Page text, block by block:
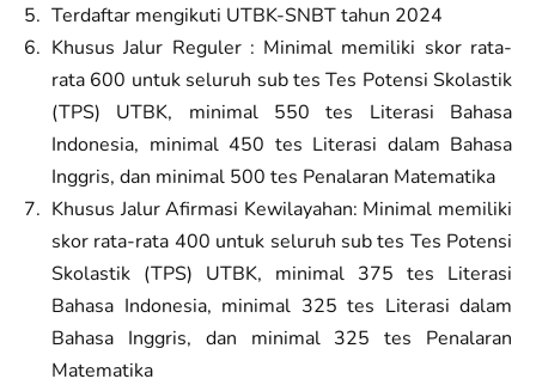
Terdaftar mengikuti UTBK-SNBT tahun 2024
Khusus Jalur Reguler : Minimal memiliki skor rata-
rata 600 untuk seluruh sub tes Tes Potensi Skolastik
(TPS) UTBK, minimal 550 tes Literasi Bahasa
Indonesia, minimal 450 tes Literasi dalam Bahasa
Inggris, dan minimal 500 tes Penalaran Matematika
Khusus Jalur Afirmasi Kewilayahan: Minimal memiliki
skor rata-rata 400 untuk seluruh sub tes Tes Potensi
Skolastik (TPS) UTBK, minimal 375 tes Literasi
Bahasa Indonesia, minimal 325 tes Literasi dalam
Bahasa Inggris, dan minimal 325 tes Penalaran
Matematika